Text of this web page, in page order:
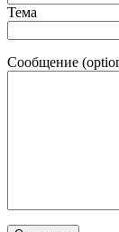
Тема
Сообщение